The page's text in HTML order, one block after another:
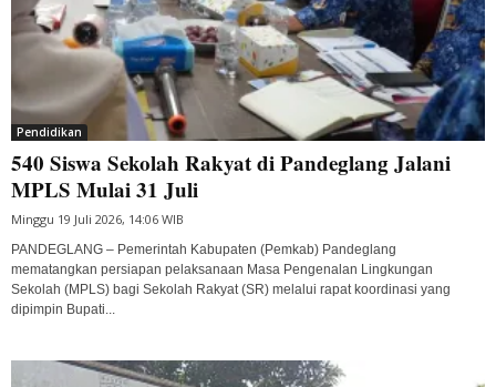
Pendidikan
540 Siswa Sekolah Rakyat di Pandeglang Jalani
MPLS Mulai 31 Juli
Minggu 19 Juli 2026, 14:06 WIB
PANDEGLANG – Pemerintah Kabupaten (Pemkab) Pandeglang
mematangkan persiapan pelaksanaan Masa Pengenalan Lingkungan
Sekolah (MPLS) bagi Sekolah Rakyat (SR) melalui rapat koordinasi yang
dipimpin Bupati...